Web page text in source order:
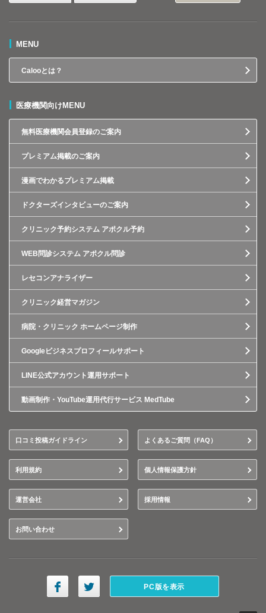
MENU
Calooとは？
医療機関向けMENU
無料医療機関会員登録のご案内
プレミアム掲載のご案内
漫画でわかるプレミアム掲載
ドクターズインタビューのご案内
クリニック予約システム アポクル予約
WEB問診システム アポクル問診
レセコンアナライザー
クリニック経営マガジン
病院・クリニック ホームページ制作
Googleビジネスプロフィールサポート
LINE公式アカウント運用サポート
動画制作・YouTube運用代行サービス MedTube
口コミ投稿ガイドライン よくあるご質問（FAQ）
利用規約 個人情報保護方針
運営会社 採用情報
お問い合わせ
PC版を表示